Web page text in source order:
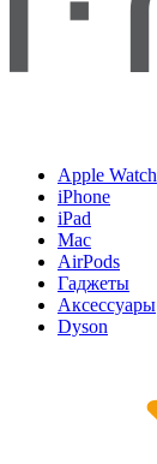
Apple Watch
iPhone
iPad
Mac
AirPods
Гаджеты
Аксессуары
Dyson